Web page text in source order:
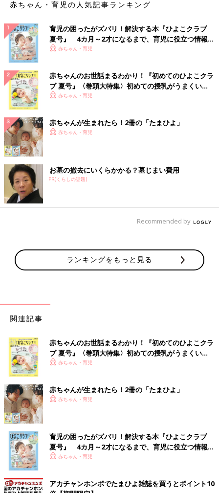
赤ちゃん・育児の人気記事ランキング
育児の困ったがズバリ！解決する本『ひよこクラブ
夏号』 4カ月～2才になるまで、育児に役立つ情報が
いっぱい！
赤ちゃん・育児
赤ちゃんのお世話まるわかり！『初めてのひよこクラ
ブ 夏号』〈巻頭大特集〉初めての授乳がうまくい
く！ おっぱい・ミルクの基本と夏のトラブル 解決テ
赤ちゃん・育児
赤ちゃんが生まれたら！2冊の「たまひよ」
赤ちゃん・育児
お墓の撤去にいくらかかる？墓じまい費用
PR(くらしの話題)
Recommended by
ランキングをもっと見る
関連記事
赤ちゃんのお世話まるわかり！『初めてのひよこクラ
ブ 夏号』〈巻頭大特集〉初めての授乳がうまくい
く！ おっぱい・ミルクの基本と夏のトラブル 解決テ
赤ちゃん・育児
赤ちゃんが生まれたら！2冊の「たまひよ」
赤ちゃん・育児
育児の困ったがズバリ！解決する本『ひよこクラブ
夏号』 4カ月～2才になるまで、育児に役立つ情報が
いっぱい！
赤ちゃん・育児
アカチャンホンポでたまひよ雑誌を買うとポイント10